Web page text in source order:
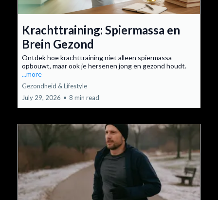
Krachttraining: Spiermassa en
Brein Gezond
Ontdek hoe krachttraining niet alleen spiermassa
opbouwt, maar ook je hersenen jong en gezond houdt.
...more
Gezondheid & Lifestyle
July 29, 2026 • 8 min read